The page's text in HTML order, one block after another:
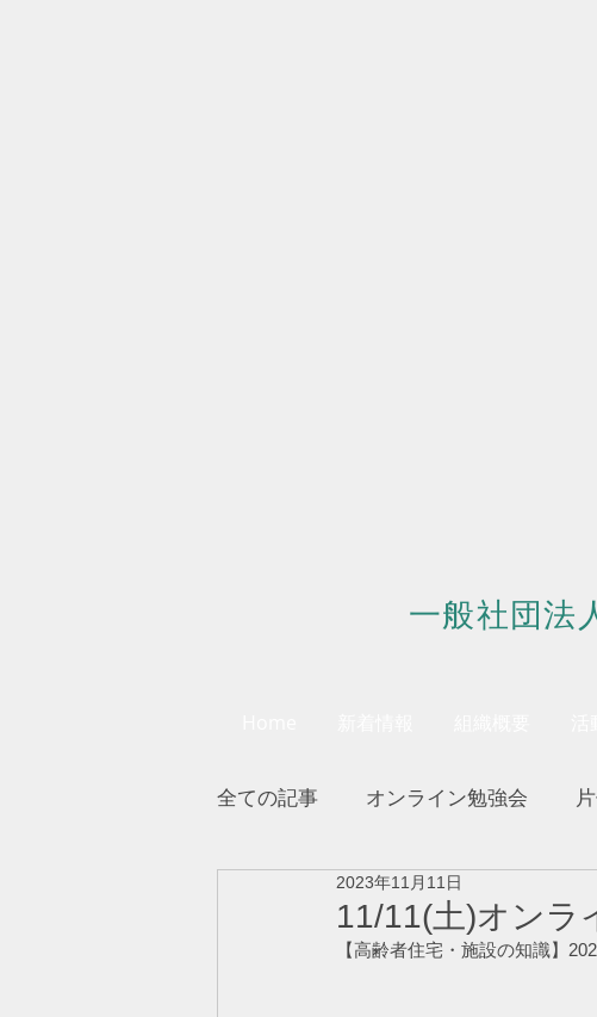
一般社団法
全ての記事 オンライン勉強会
会員様へのお知らせ
11/11(土)オンラ
2023年11月11日
【高齢者住宅・施設の知識】